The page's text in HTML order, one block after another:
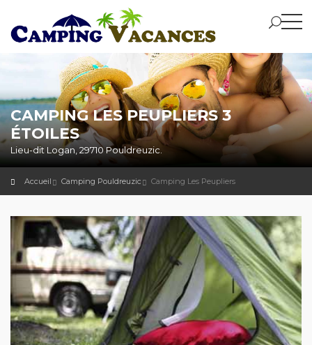
CAMPING LES PEUPLIERS 3
ÉTOILES
Lieu-dit Logan, 29710 Pouldreuzic.
Accueil Camping Pouldreuzic Camping Les Peupliers